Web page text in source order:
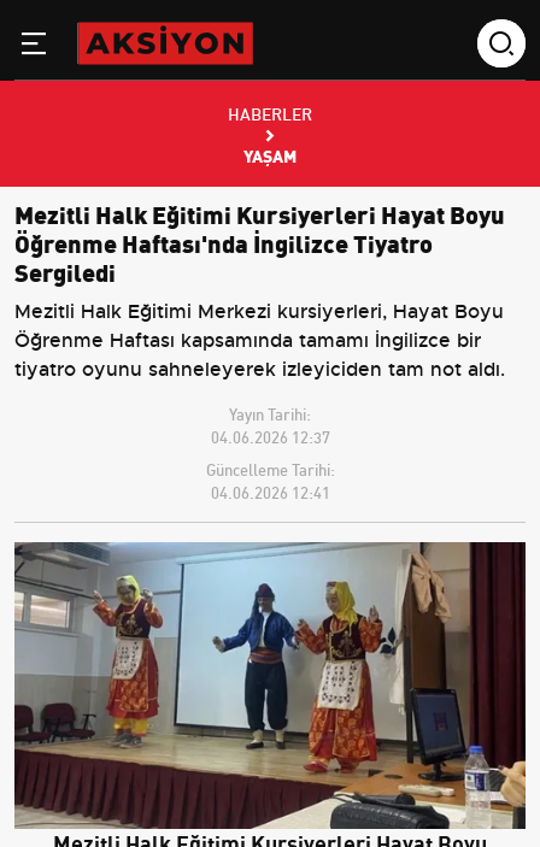
HABERLER
YAŞAM
Mezitli Halk Eğitimi Kursiyerleri Hayat Boyu
Öğrenme Haftası'nda İngilizce Tiyatro
Sergiledi
Mezitli Halk Eğitimi Merkezi kursiyerleri, Hayat Boyu
Öğrenme Haftası kapsamında tamamı İngilizce bir
tiyatro oyunu sahneleyerek izleyiciden tam not aldı.
Yayın Tarihi:
04.06.2026 12:37
Güncelleme Tarihi:
04.06.2026 12:41